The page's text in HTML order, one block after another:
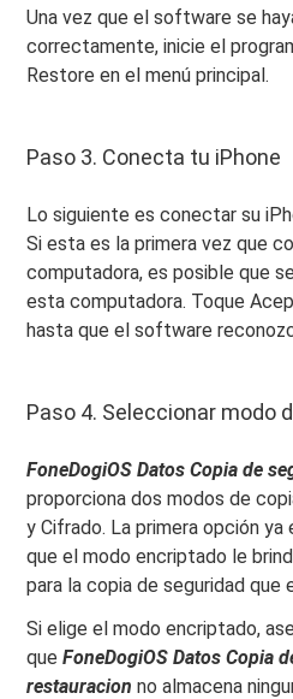
Una vez que el software se
correctamente, inicie el
Restore en el menú principal.
Paso 3. Conecta tu iPhone
Lo siguiente es conectar su
Si esta es la primera vez que
computadora, es posible que
esta computadora. Toque
hasta que el software
Paso 4. Seleccionar modo
FoneDogiOSDatos Copia de
proporciona dos modos de
y Cifrado. La primera opción
que el modo encriptado le
para la copia de seguridad que
Si elige el modo encriptado,
queFoneDogiOSDatos Copia
restauracion no almacena